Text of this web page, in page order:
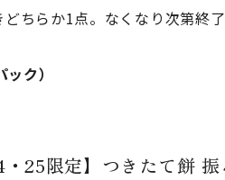
ちらか1点。なくなり次第終
ク）
25限定】つきたて餅 振